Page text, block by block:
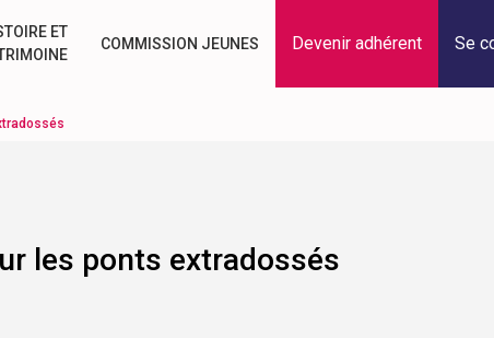
ET
COMMISSION JEUNES Devenir adhérent Se
les ponts extradossés